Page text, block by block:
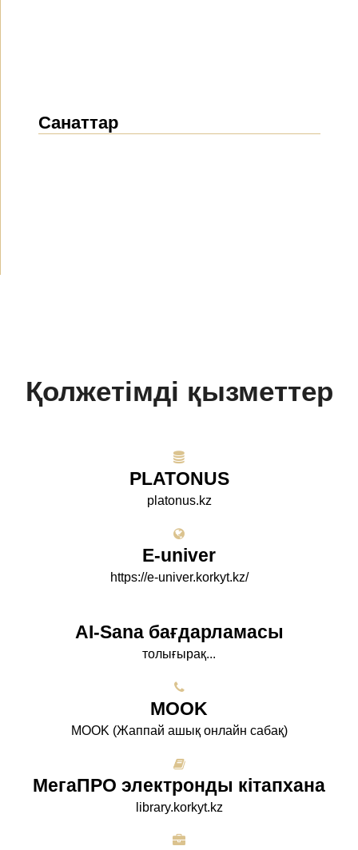
Санаттар
Қолжетімді қызметтер
PLATONUS
platonus.kz
E-univer
https://e-univer.korkyt.kz/
AI-Sana бағдарламасы
толығырақ...
МООK
МООK (Жаппай ашық онлайн сабақ)
МегаПРО электронды кітапхана
library.korkyt.kz